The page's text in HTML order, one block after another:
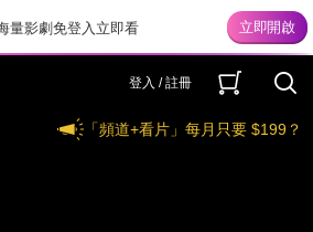
量影劇免登入立即看
登入 / 註冊
「頻道+看片」每月只要 $199？